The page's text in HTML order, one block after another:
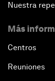
Nuestra
Más
Centros
Reuniones